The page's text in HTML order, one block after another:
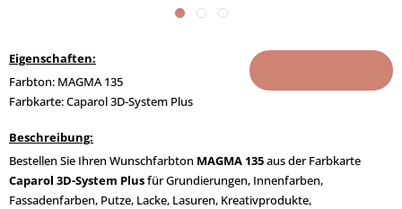
Eigenschaften:
Farbton: MAGMA 135
Farbkarte: Caparol 3D-System Plus
Beschreibung:
Bestellen Sie Ihren Wunschfarbton MAGMA 135aus der Farbkarte
Caparol 3D-System Plusfür Grundierungen, Innenfarben,
Fassadenfarben, Putze, Lacke, Lasuren, Kreativprodukte,